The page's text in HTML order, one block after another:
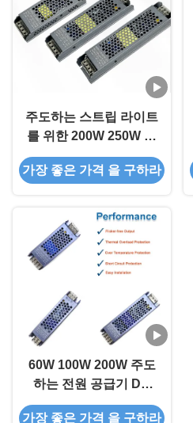
주도하는 스트립 라이트
를 위한 200W 250W 주
도하는 전원 공급기 DC
12V 24V AC220-240V
가장 좋은 가격 을 구하라
60W 100W 200W 주도
하는 전원 공급기 DC
12V 24V AC220V -
가장 좋은 가격 을 구하라